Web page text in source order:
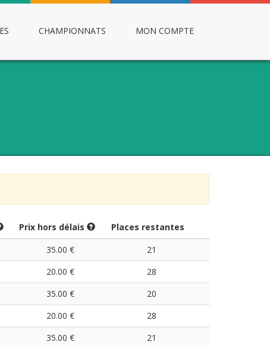
CHAMPIONNATS MON COMPTE
Prix hors délais
Places restantes
35.00 €
21
20.00 €
28
35.00 €
20
20.00 €
28
35.00 €
21